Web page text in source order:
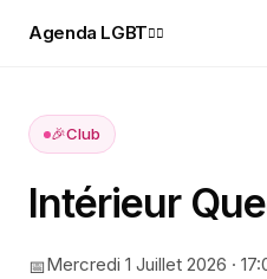
Agenda LGBT🏳️‍🌈
🎉Club
Intérieur
📅Mercredi 1 Juillet 2026 ·